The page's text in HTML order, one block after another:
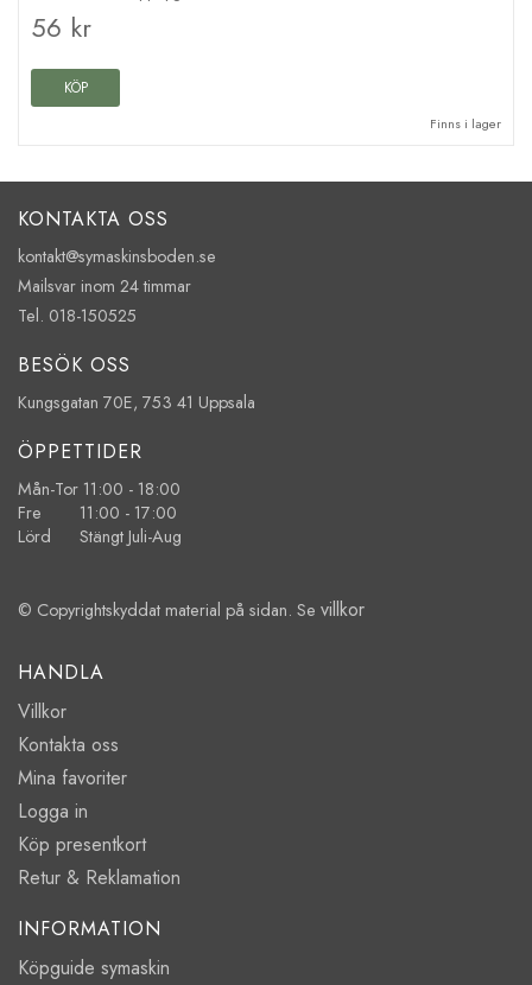
56 kr
KÖP
Finns i lager
KONTAKTA OSS
kontakt@symaskinsboden.se
Mailsvar inom 24 timmar
Tel. 018-150525
BESÖK OSS
Kungsgatan 70E, 753 41 Uppsala
ÖPPETTIDER
Mån-Tor 11:00 - 18:00
Fre 11:00 - 17:00
Lörd Stängt Juli-Aug
© Copyrightskyddat material på sidan. Se villkor
HANDLA
Villkor
Kontakta oss
Mina favoriter
Logga in
Köp presentkort
Retur & Reklamation
INFORMATION
Köpguide symaskin